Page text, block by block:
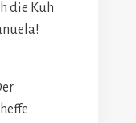
die Kuh